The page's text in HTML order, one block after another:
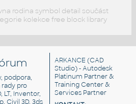
rodina symbol detail součást
kolekce free block library
podpora,
pro
LT, Inventor,
Civil 3D, 3ds
ARKANCE (CAD
Studio) - Autodesk
Platinum Partner &
Training Center &
Services Partner